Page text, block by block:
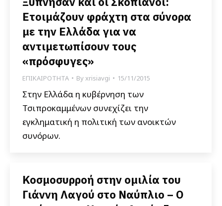
Ετοιμάζουν φράχτη στα σύνορα
με την Ελλάδα για να
αντιμετωπίσουν τους
«πρόσφυγες»
ΕΠΙΚΑΙΡΟΤΗΤΑ Byxrisiavgi 15/11/2015
Στην Ελλάδα η κυβέρνηση των
Τσιπροκαμμένων συνεχίζει την
εγκληματική η πολιτική των ανοικτών
συνόρων.
Κοσμοσυρροή στην ομιλία του
Γιάννη Λαγού στο Ναύπλιο – Ο